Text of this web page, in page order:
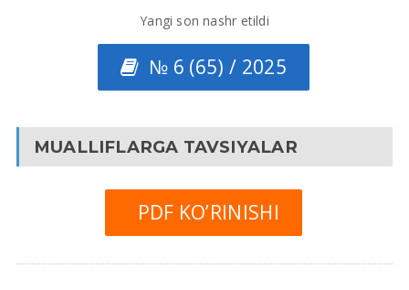
Yangi son nashr etildi
№ 6 (65) / 2025
MUALLIFLARGA TAVSIYALAR
PDF KO’RINISHI